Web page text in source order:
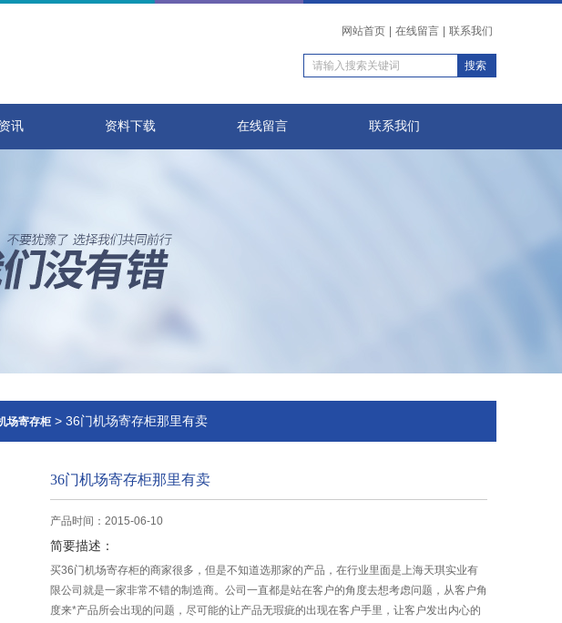
网站首页 在线留言 联系我们
讯 资料下载 在线留言 联系我们
场寄存柜> 36门机场寄存柜那里有卖
36门机场寄存柜那里有卖
产品时间：2015-06-10
简要描述：
买36门机场寄存柜的商家很多，但是不知道选那家的产品，在行业里面是上海天琪实业有
限公司就是一家非常不错的制造商。公司一直都是站在客户的角度去想考虑问题，从客户角
度来*产品所会出现的问题，尽可能的让产品无瑕疵的出现在客户手里，让客户发出内心的